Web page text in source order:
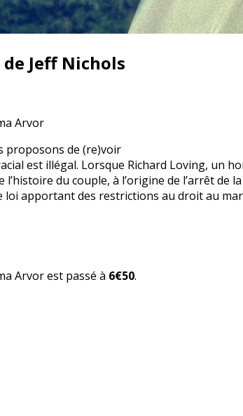
Jeff Nichols
Arvor
proposons de (re)voir
est illégal. Lorsque Richard Loving, un
du couple, à l’origine de l’arrêt de
apportant des restrictions au droit au
Arvor est passé à 6€50.